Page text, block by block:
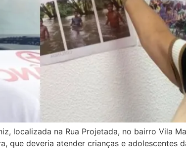
localizada na Rua Projetada, no bairro Vila
que deveria atender crianças e adolescentes